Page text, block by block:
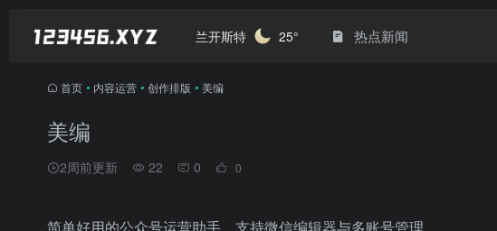
兰开斯特 25° 热点新闻
首页 • 内容运营 • 创作排版 • 美编
美编
2周前更新 22 0 0